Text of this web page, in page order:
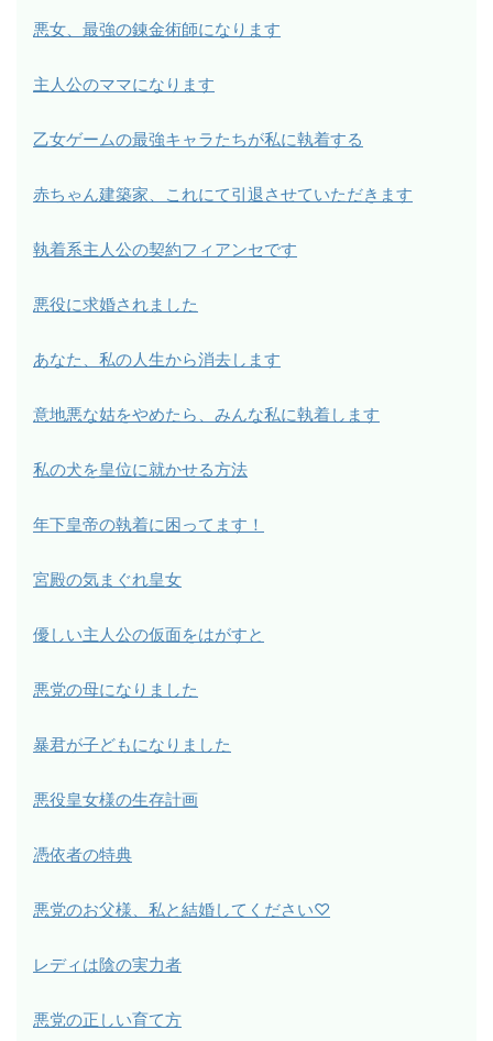
悪女、最強の錬金術師になります
主人公のママになります
乙女ゲームの最強キャラたちが私に執着する
赤ちゃん建築家、これにて引退させていただきます
執着系主人公の契約フィアンセです
悪役に求婚されました
あなた、私の人生から消去します
意地悪な姑をやめたら、みんな私に執着します
私の犬を皇位に就かせる方法
年下皇帝の執着に困ってます！
宮殿の気まぐれ皇女
優しい主人公の仮面をはがすと
悪党の母になりました
暴君が子どもになりました
悪役皇女様の生存計画
憑依者の特典
悪党のお父様、私と結婚してください♡
レディは陰の実力者
悪党の正しい育て方